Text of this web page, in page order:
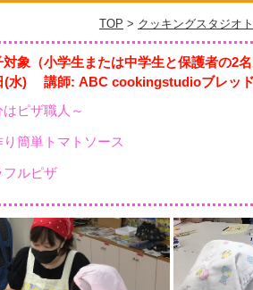
TOP > クッキングスタジオ
対象（小学生または中学生と保護者の2名
(水) 講師: ABC cookingstudioブレッド
はピザ職人～
り簡単トマトソース
フルピザ